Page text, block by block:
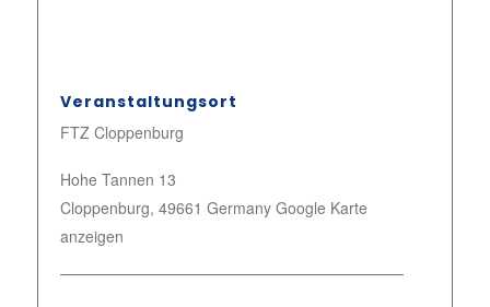
Veranstaltungsort
FTZ Cloppenburg
Hohe Tannen 13
Cloppenburg, 49661 Germany Google Karte
anzeigen